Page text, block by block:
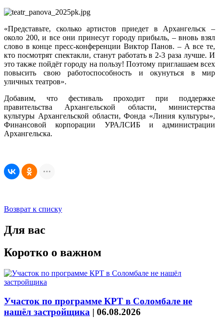
«Представьте, сколько артистов приедет в Архангельск –
около 200, и все они принесут городу прибыль, – вновь взял
слово в конце пресс-конференции Виктор Панов. – А все те,
кто посмотрят спектакли, станут работать в 2-3 раза лучше. И
это также пойдёт городу на пользу! Поэтому приглашаем всех
повысить свою работоспособность и окунуться в мир
уличных театров».
Добавим, что фестиваль проходит при поддержке
правительства Архангельской области, министерства
культуры Архангельской области, Фонда «Линия культуры»,
Финансовой корпорации УРАЛСИБ и администрации
Архангельска.
Возврат к списку
Для вас
Коротко о важном
Участок по программе КРТ в Соломбале не
нашёл застройщика | 06.08.2026